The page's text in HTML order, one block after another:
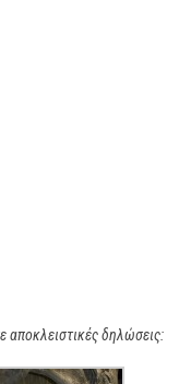
δηλώσεις: